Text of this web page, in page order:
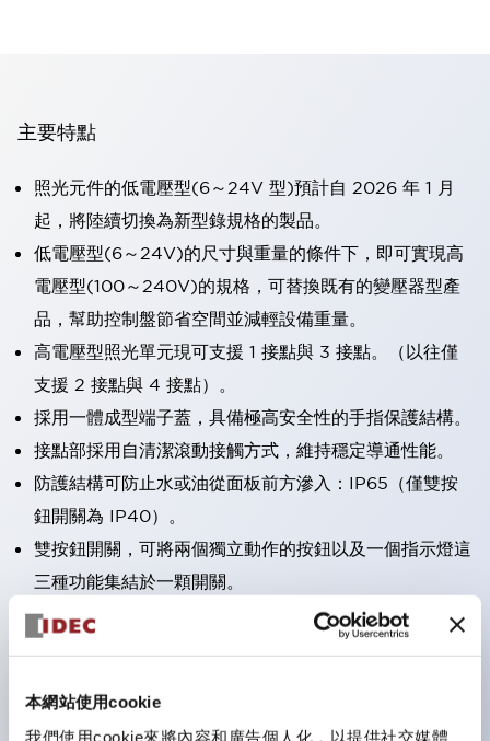
本網站使用cookie
我們使用cookie來將內容和廣告個人化，以提供社交媒體
主要特點
照光元件的低電壓型(6～24V 型)預計自 2026 年 1 月
起，將陸續切換為新型錄規格的製品。
低電壓型(6～24V)的尺寸與重量的條件下，即可實現高
電壓型(100～240V)的規格，可替換既有的變壓器型產
品，幫助控制盤節省空間並減輕設備重量。
高電壓型照光單元現可支援 1 接點與 3 接點。（以往僅
支援 2 接點與 4 接點）。
採用一體成型端子蓋，具備極高安全性的手指保護結構。
接點部採用自清潔滾動接觸方式，維持穩定導通性能。
防護結構可防止水或油從面板前方滲入：IP65（僅雙按
鈕開關為 IP40）。
雙按鈕開關，可將兩個獨立動作的按鈕以及一個指示燈這
三種功能集結於一顆開關。
完整支援全球各地需求的多種電壓規格。
顏色。